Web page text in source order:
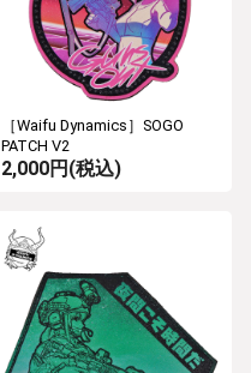
［Waifu Dynamics］SOGO
PATCH V2
2,000円(税込)